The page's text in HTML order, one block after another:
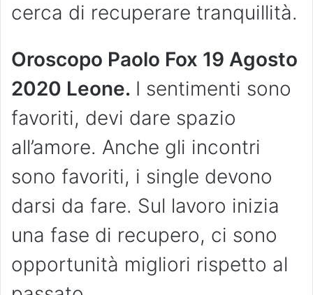
cerca di recuperare tranquillità.
Oroscopo Paolo Fox 19 Agosto
2020 Leone. I sentimenti sono
favoriti, devi dare spazio
all’amore. Anche gli incontri
sono favoriti, i single devono
darsi da fare. Sul lavoro inizia
una fase di recupero, ci sono
opportunità migliori rispetto al